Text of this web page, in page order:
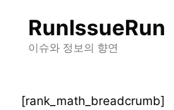
RunIssueRun
이슈와 정보의 향연
[rank_math_breadcrumb]